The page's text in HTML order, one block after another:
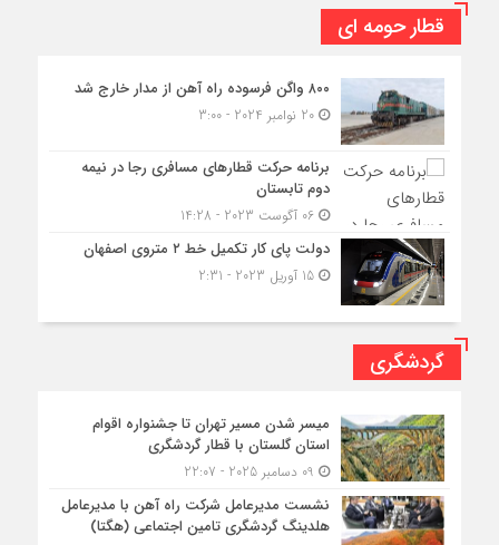
قطار حومه ای
۸۰۰ واگن فرسوده راه آهن از مدار خارج شد
20 نوامبر 2024 - 3:00
برنامه حرکت قطارهای مسافری رجا در نیمه
دوم تابستان
06 آگوست 2023 - 14:28
دولت پای کار تکمیل خط ۲ متروی اصفهان
15 آوریل 2023 - 2:31
گردشگری
میسر شدن مسیر تهران تا جشنواره اقوام
استان گلستان با قطار گردشگری
نشست مدیرعامل شرکت راه آهن با مدیرعامل
هلدینگ گردشگری تامین اجتماعی (هگتا)